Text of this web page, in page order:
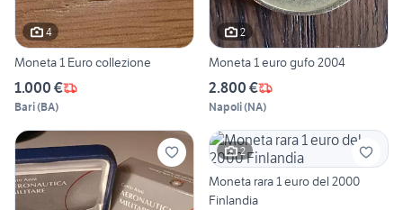
4
Moneta 1 Euro collezione
1.000 €
Bari(BA)
2
Moneta 1 euro gufo 2004
2.800 €
Napoli(NA)
2
Moneta rara 1 euro del 2000
Finlandia